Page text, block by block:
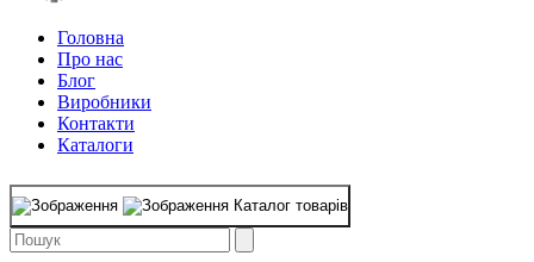
Головна
Про нас
Блог
Виробники
Контакти
Каталоги
Каталог товарів